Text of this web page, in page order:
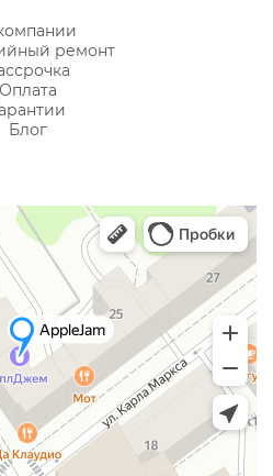
ремонт
Оплата
Блог